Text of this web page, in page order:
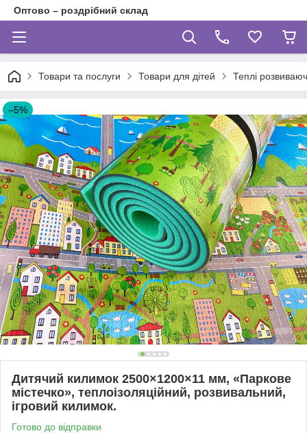
Оптово – роздрібний склад
Товари та послуги Товари для дітей Теплі
–5%
Дитячий килимок 2500×1200×11 мм, «Паркове
містечко», теплоізоляційний, розвивальний,
ігровий килимок.
Готово до відправки